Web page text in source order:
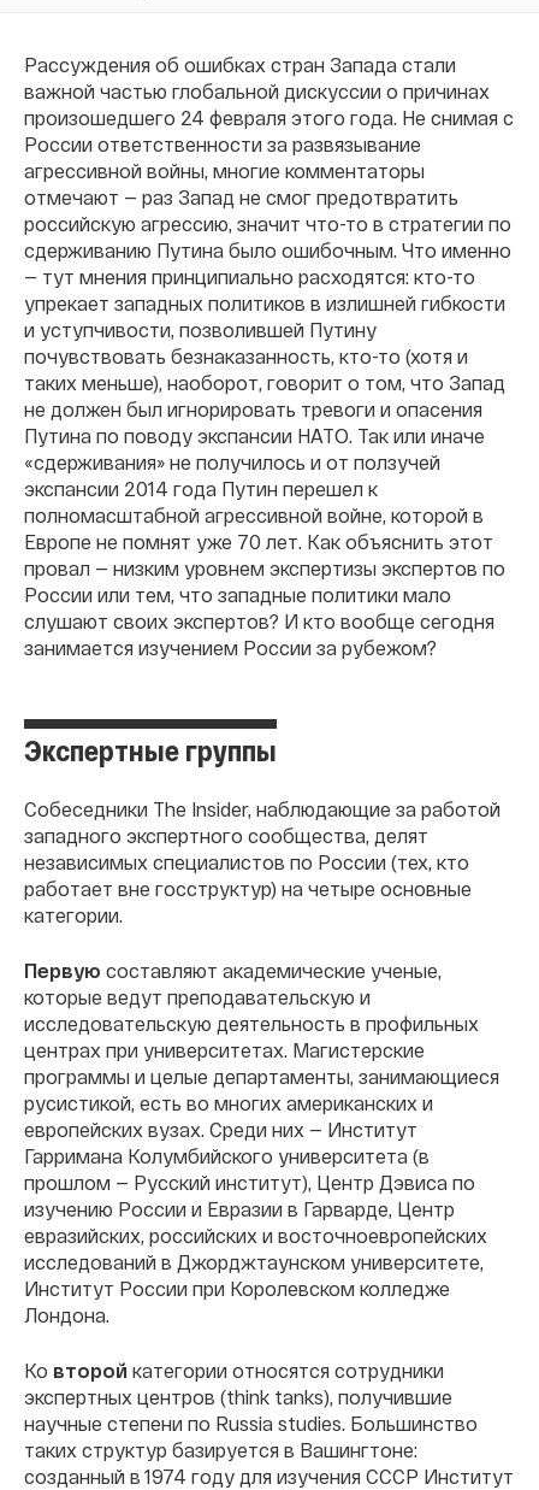
Рассуждения об ошибках стран Запада стали
важной частью глобальной дискуссии о причинах
произошедшего 24 февраля этого года. Не снимая с
России ответственности за развязывание
агрессивной войны, многие комментаторы
отмечают — раз Запад не смог предотвратить
российскую агрессию, значит что-то в стратегии по
сдерживанию Путина было ошибочным. Что именно
— тут мнения принципиально расходятся: кто-то
упрекает западных политиков в излишней гибкости
и уступчивости, позволившей Путину
почувствовать безнаказанность, кто-то (хотя и
таких меньше), наоборот, говорит о том, что Запад
не должен был игнорировать тревоги и опасения
Путина по поводу экспансии НАТО. Так или иначе
«сдерживания» не получилось и от ползучей
экспансии 2014 года Путин перешел к
полномасштабной агрессивной войне, которой в
Европе не помнят уже 70 лет. Как объяснить этот
провал — низким уровнем экспертизы экспертов по
России или тем, что западные политики мало
слушают своих экспертов? И кто вообще сегодня
занимается изучением России за рубежом?
Экспертные группы
Собеседники The Insider, наблюдающие за работой
западного экспертного сообщества, делят
независимых специалистов по России (тех, кто
работает вне госструктур) на четыре основные
категории.
Первую составляют академические ученые,
которые ведут преподавательскую и
исследовательскую деятельность в профильных
центрах при университетах. Магистерские
программы и целые департаменты, занимающиеся
русистикой, есть во многих американских и
европейских вузах. Среди них — Институт
Гарримана Колумбийского университета (в
прошлом — Русский институт), Центр Дэвиса по
изучению России и Евразии в Гарварде, Центр
евразийских, российских и восточноевропейских
исследований в Джорджтаунском университете,
Институт России при Королевском колледже
Лондона.
Ко второй категории относятся сотрудники
экспертных центров (think tanks), получившие
научные степени по Russia studies. Большинство
таких структур базируется в Вашингтоне:
созданный в 1974 году для изучения СССР Институт